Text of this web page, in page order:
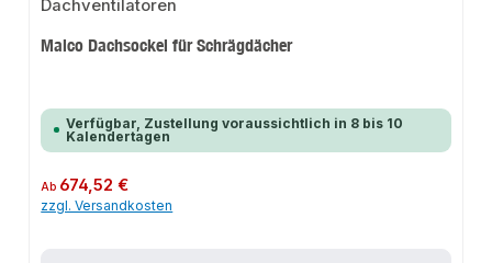
Maico Dachsockel für Schrägdächer
Verfügbar, Zustellung voraussichtlich in 8 bis 10
Kalendertagen
Regulärer Preis:
Ab 674,52 €
zzgl. Versandkosten